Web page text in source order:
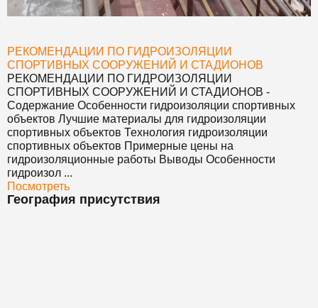
РЕКОМЕНДАЦИИ ПО ГИДРОИЗОЛЯЦИИ
СПОРТИВНЫХ СООРУЖЕНИЙ И СТАДИОНОВ
РЕКОМЕНДАЦИИ ПО ГИДРОИЗОЛЯЦИИ
СПОРТИВНЫХ СООРУЖЕНИЙ И СТАДИОНОВ -
Содержание Особенности гидроизоляции спортивных
объектов Лучшие материалы для гидроизоляции
спортивных объектов Технология гидроизоляции
спортивных объектов Примерные цены на
гидроизоляционные работы Выводы Особенности
гидроизол ...
Посмотреть
География присутствия